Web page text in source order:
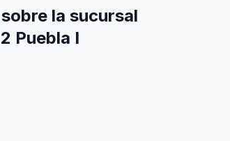
la sucursal
Puebla I